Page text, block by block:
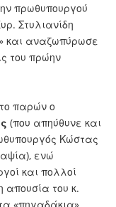
πρωθυπουργού
Στυλιανίδη
και αναζωπύρωσε
του πρώην
παρών ο
(που απηύθυνε και
Κώστας
ενώ
και πολλοί
απουσία του κ.
«πηγαδάκια»,